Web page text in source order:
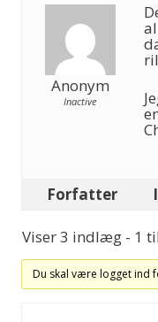
Anonym
Inactive
Forfatter
Viser 3 indlæg - 1
Du skal være logget ind